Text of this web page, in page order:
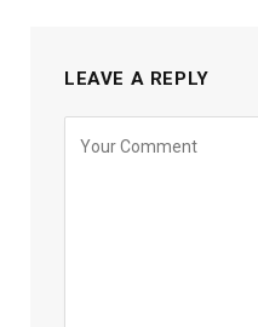
LEAVE A REPLY